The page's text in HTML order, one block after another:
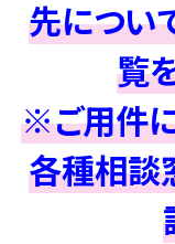
先につい
覧
※ご用件に
各種相談